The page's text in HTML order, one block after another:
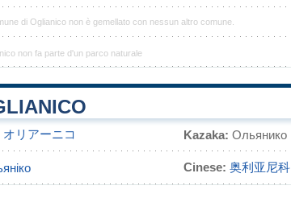
di Oglianico non è gemellato con nessun altro comune.
non fa parte d'un parco naturale
オリアーニコ Kazaka: Ольянико
Cinese: 奥利亚尼科